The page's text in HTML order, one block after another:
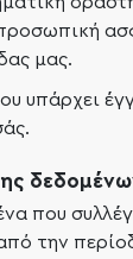
μας.
υπάρχει
που
την